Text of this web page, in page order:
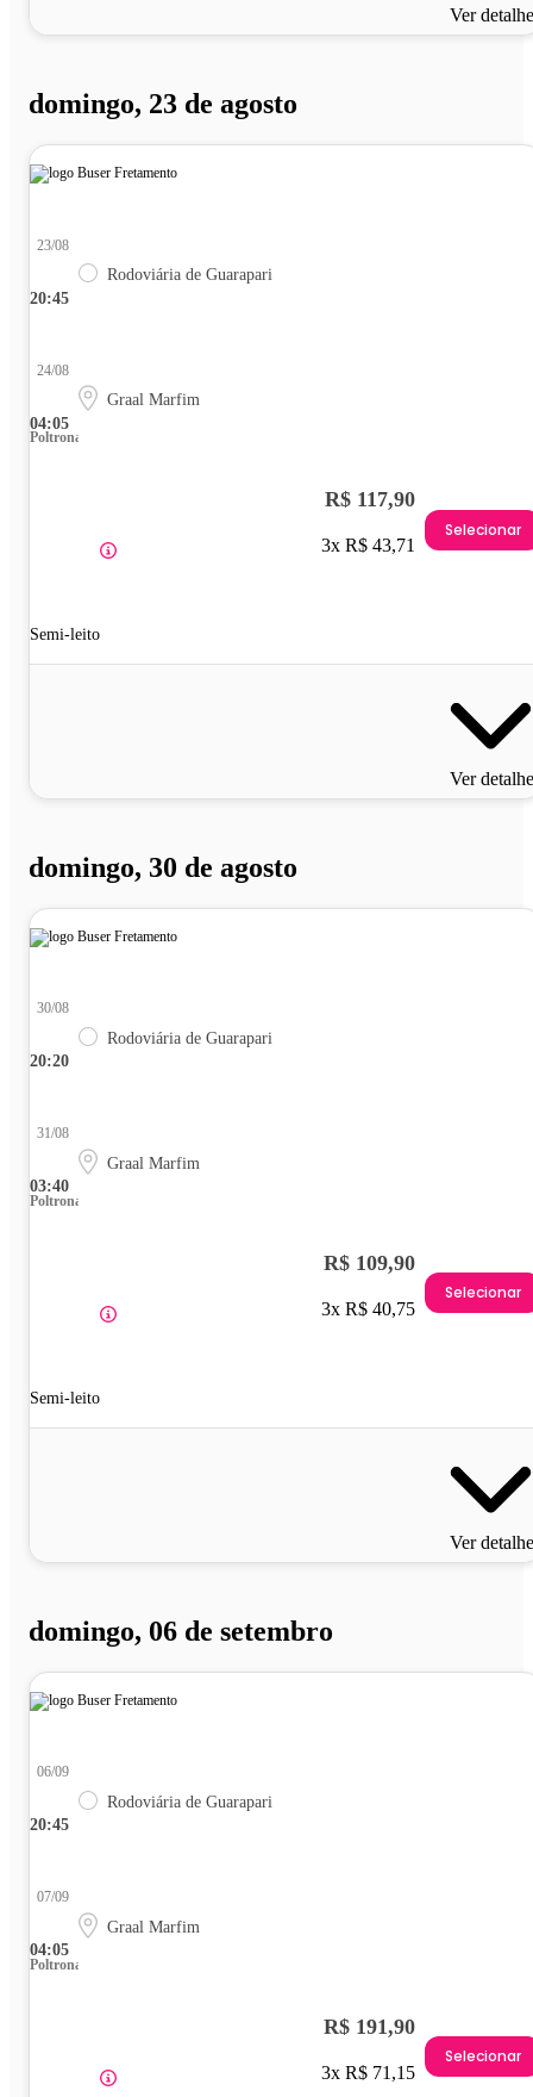
Ver
domingo, 23 de agosto
20:45
23/08
Rodoviária de Guarapari
04:05
24/08
Graal Marfim
Poltrona
Semi-leito
R$ 117,90
3x R$ 43,71
Selecionar
Ver
domingo, 30 de agosto
20:20
30/08
Rodoviária de Guarapari
03:40
31/08
Graal Marfim
Poltrona
Semi-leito
R$ 109,90
3x R$ 40,75
Selecionar
Ver
domingo, 06 de setembro
20:45
06/09
Rodoviária de Guarapari
04:05
07/09
Graal Marfim
Poltrona
R$ 191,90
3x R$ 71,15
Selecionar